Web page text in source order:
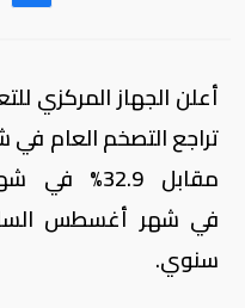
أعلن الجهاز المركزي
في شهر أغسطس
سنوي.